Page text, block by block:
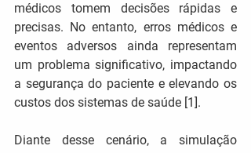
médicos tomem decisões rápidas e
precisas. No entanto, erros médicos e
eventos adversos ainda representam
um problema significativo, impactando
a segurança do paciente e elevando os
custos dos sistemas de saúde [1].
Diante desse cenário, a simulação